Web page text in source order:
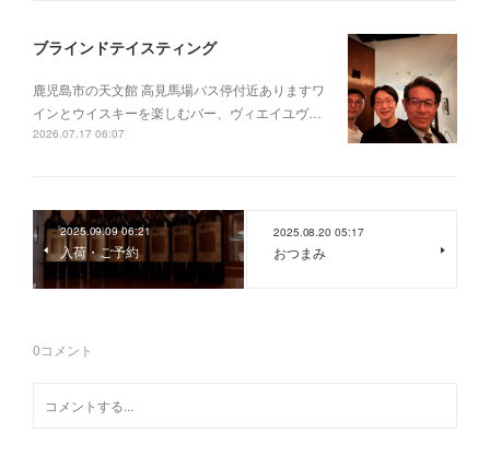
ブラインドテイスティング
鹿児島市の天文館 高見馬場バス停付近ありますワ
インとウイスキーを楽しむバー、ヴィエイユヴ…
2026.07.17 06:07
2025.09.09 06:21
入荷・ご予約
2025.08.20 05:17
おつまみ
0コメント